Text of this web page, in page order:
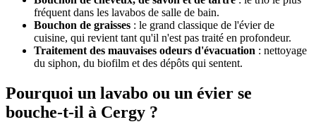
fréquent dans les lavabos de salle de bain.
Bouchon de graisses : le grand classique de l'évier de
cuisine, qui revient tant qu'il n'est pas traité en profondeur.
Traitement des mauvaises odeurs d'évacuation : nettoyage
du siphon, du biofilm et des dépôts qui sentent.
Pourquoi un lavabo ou un évier se
bouche-t-il à Cergy ?